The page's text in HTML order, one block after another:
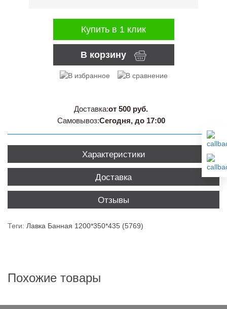
В корзину
Купить в 1 клик
Доставка:от 500 руб.
Самовывоз:Сегодня, до 17:00
Характеристики
Доставка
Отзывы
Теги: Лавка Банная 1200*350*435 (5769)
Похожие товары